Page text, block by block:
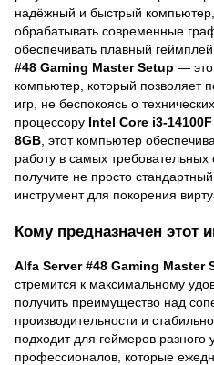
надёжный и быстрый
обрабатывать современные
обеспечивать плавный геймплей
#48 Gaming Master Setup — это
компьютер, который позволяет
игр, не беспокоясь о
процессору Intel Core i3-14100F
8GB , этот компьютер
работу в самых
получите не просто
инструмент для покорения
Кому предназначен этот
Alfa Server #48 Gaming Master
стремится к максимальному
получить преимущество над
производительности и
подходит для геймеров
профессионалов, которые